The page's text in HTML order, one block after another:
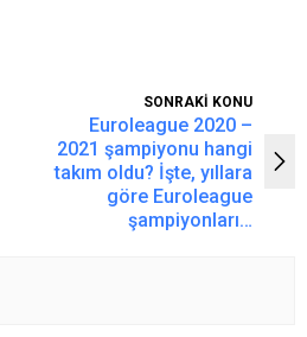
SONRAKİ KONU
Euroleague 2020 –
2021 şampiyonu hangi
takım oldu? İşte, yıllara
göre Euroleague
şampiyonları…